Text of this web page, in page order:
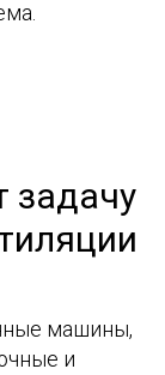
задачу
машины,
и